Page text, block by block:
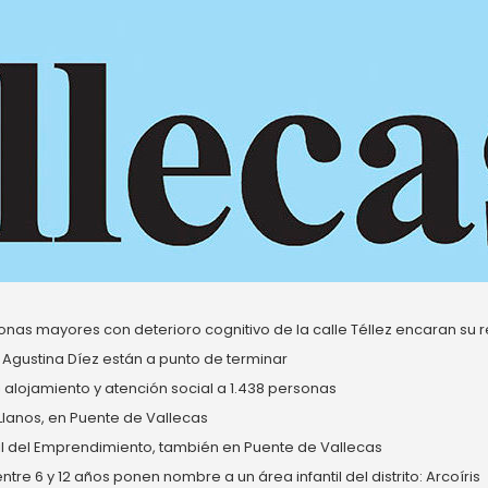
mayores con deterioro cognitivo de la calle Téllez encaran su
Díez están a punto de terminar
y atención social a 1.438 personas
en Puente de Vallecas
Emprendimiento, también en Puente de Vallecas
6 y 12 años ponen nombre a un área infantil del distrito: Arcoíris